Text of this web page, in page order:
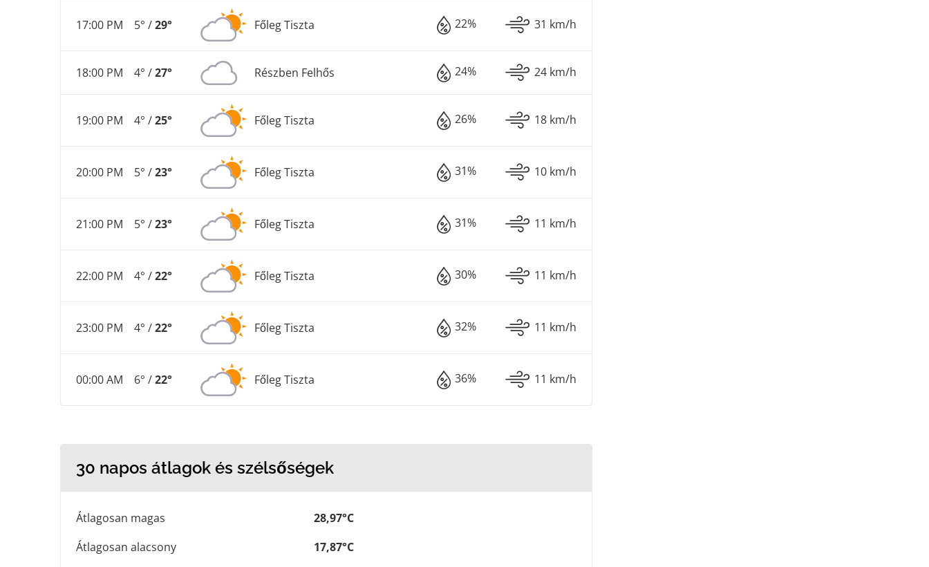
17:00 PM 5° /29° Főleg Tiszta 22% 31 km/h
18:00 PM 4° /27° Részben Felhős 24% 24 km/h
19:00 PM 4° /25° Főleg Tiszta 26% 18 km/h
20:00 PM 5° /23° Főleg Tiszta 31% 10 km/h
21:00 PM 5° /23° Főleg Tiszta 31% 11 km/h
22:00 PM 4° /22° Főleg Tiszta 30% 11 km/h
23:00 PM 4° /22° Főleg Tiszta 32% 11 km/h
00:00 AM 6° /22° Főleg Tiszta 36% 11 km/h
30 napos átlagok és szélsőségek
Átlagosan magas
28,97°C
Átlagosan alacsony
17,87°C